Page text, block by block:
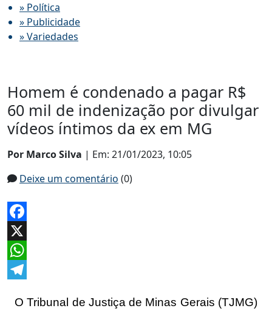
» Política
» Publicidade
» Variedades
Homem é condenado a pagar R$
60 mil de indenização por divulgar
vídeos íntimos da ex em MG
Por Marco Silva | Em: 21/01/2023, 10:05
Deixe um comentário (0)
Facebook
X
WhatsApp
O Tribunal de Justiça de Minas Gerais (TJMG)